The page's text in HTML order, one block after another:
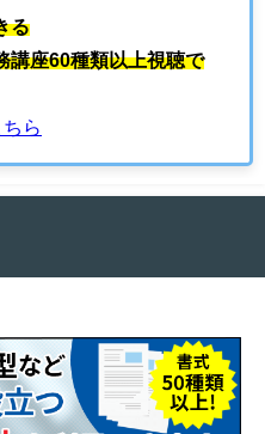
る
講座60種類以上視聴で
ら